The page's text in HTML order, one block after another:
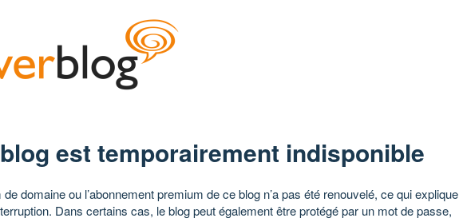
est temporairement indisponible
de domaine ou l’abonnement premium de ce blog n’a pas été renouvelé, ce qui explique
Dans certains cas, le blog peut également être protégé par un mot de passe,